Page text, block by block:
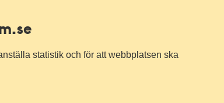
statistik och för att webbplatsen ska